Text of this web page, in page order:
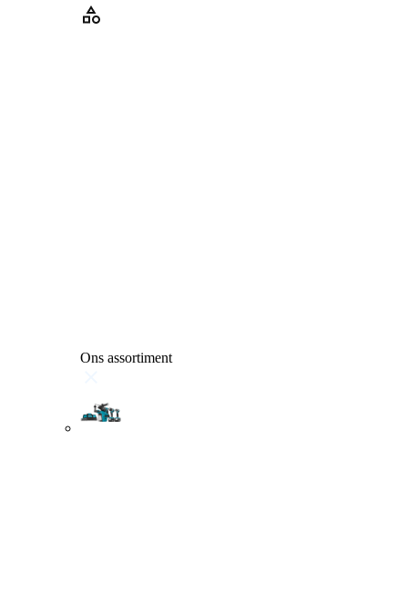
Ons assortiment